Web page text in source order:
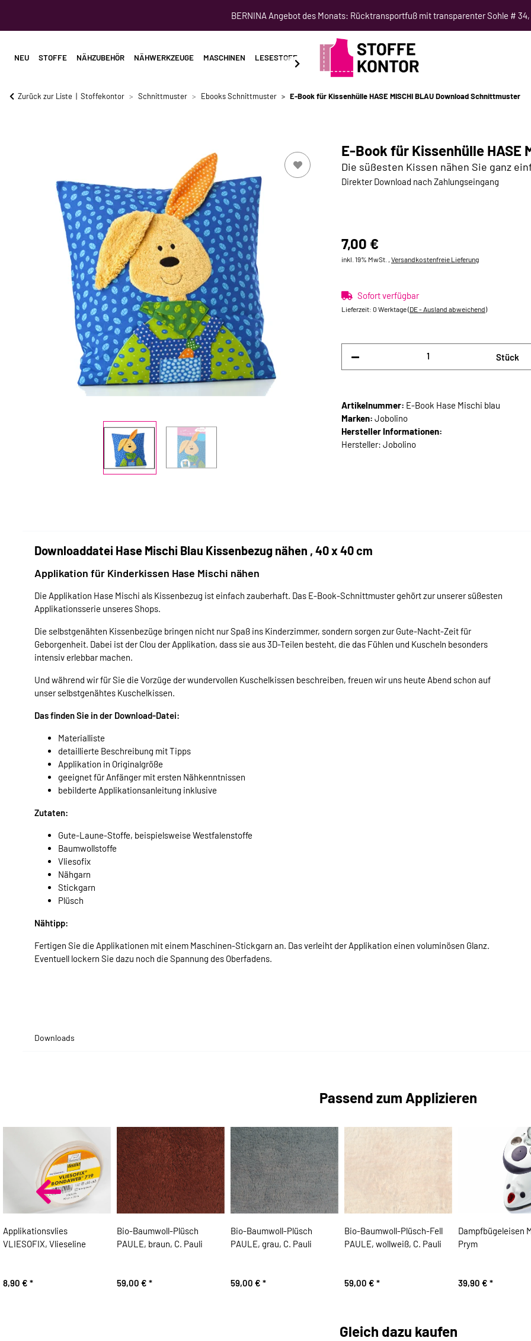
BERNINA Angebot des Monats: Rücktransportfuß mit transparenter Sohle # 34,
NEU STOFFE NÄHZUBEHÖR NÄHWERKZEUGE MASCHINEN LESESTOFF SCHNITTMUSTER NÄHKURSE
Zurück zur Liste Stoffekontor Schnittmuster Ebooks Schnittmuster E-Book für Kissenhülle HASE MISCHI BLAU Download Schnittmuster
E-Book für Kissenhülle HASE
Die süßesten Kissen nähen Sie ganz
Direkter Download nach Zahlungseingang
7,00 €
inkl. 19% MwSt. , Versandkostenfreie Lieferung
Sofort verfügbar
Lieferzeit: 0 Werktage(DE - Ausland abweichend)
Stück
Artikelnummer: E-Book Hase Mischi blau
Marken: Jobolino
Hersteller Informationen:
Hersteller: Jobolino
Downloaddatei Hase Mischi Blau Kissenbezug nähen , 40 x 40 cm
Applikation für Kinderkissen Hase Mischi nähen
Die Applikation Hase Mischi als Kissenbezug ist einfach zauberhaft. Das E-Book-Schnittmuster gehört zur unserer süßesten
Applikationsserie unseres Shops.
Die selbstgenähten Kissenbezüge bringen nicht nur Spaß ins Kinderzimmer, sondern sorgen zur Gute-Nacht-Zeit für
Geborgenheit. Dabei ist der Clou der Applikation, dass sie aus 3D-Teilen besteht, die das Fühlen und Kuscheln besonders
intensiv erlebbar machen.
Und während wir für Sie die Vorzüge der wundervollen Kuschelkissen beschreiben, freuen wir uns heute Abend schon auf
unser selbstgenähtes Kuschelkissen.
Das finden Sie in der Download-Datei:
Materialliste
detaillierte Beschreibung mit Tipps
Applikation in Originalgröße
geeignet für Anfänger mit ersten Nähkenntnissen
bebilderte Applikationsanleitung inklusive
Zutaten:
Gute-Laune-Stoffe, beispielsweise Westfalenstoffe
Baumwollstoffe
Vliesofix
Nähgarn
Stickgarn
Plüsch
Nähtipp:
Fertigen Sie die Applikationen mit einem Maschinen-Stickgarn an. Das verleiht der Applikation einen voluminösen Glanz.
Eventuell lockern Sie dazu noch die Spannung des Oberfadens.
Downloads
Passend zum Applizieren
Applikationsvlies
VLIESOFIX, Vlieseline
8,90 € *
Bio-Baumwoll-Plüsch
PAULE, braun, C. Pauli
59,00 € *
Bio-Baumwoll-Plüsch
PAULE, grau, C. Pauli
59,00 € *
Bio-Baumwoll-Plüsch-Fell
PAULE, wollweiß, C. Pauli
59,00 € *
Dampfbügeleisen
Prym
39,90 € *
Gleich dazu kaufen